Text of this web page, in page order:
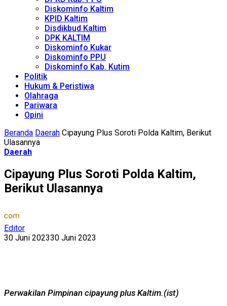
Diskominfo Kaltim
KPID Kaltim
Disdikbud Kaltim
DPK KALTIM
Diskominfo Kukar
Diskominfo PPU
Diskominfo Kab. Kutim
Politik
Hukum & Peristiwa
Olahraga
Pariwara
Opini
Beranda Daerah Cipayung Plus Soroti Polda Kaltim, Berikut
Ulasannya
Daerah
Cipayung Plus Soroti Polda Kaltim,
Berikut Ulasannya
Editor
30 Juni 202330 Juni 2023
Perwakilan Pimpinan cipayung plus Kaltim.(ist)